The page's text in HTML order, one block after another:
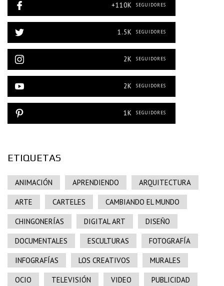
+110K SEGUIDORES
1.5K SEGUIDORES
2K SEGUIDORES
2K SEGUIDORES
1K SEGUIDORES
ETIQUETAS
ANIMACIÓN APRENDIENDO ARQUITECTURA
ARTE CARTELES CAMBIANDO EL MUNDO
CHINGONERÍAS DIGITAL ART DISEÑO
DOCUMENTALES ESCULTURAS FOTOGRAFÍA
INFOGRAFÍAS LOS CREATIVOS MURALES
OCIO TELEVISIÓN VIDEO PUBLICIDAD